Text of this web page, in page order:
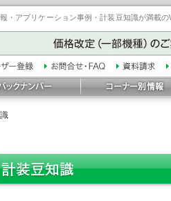
・アプリケーション事例・計装豆知識が満載